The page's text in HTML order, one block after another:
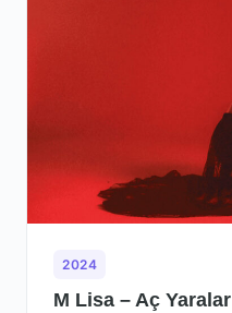
2024
M Lisa – Aç Yaralar